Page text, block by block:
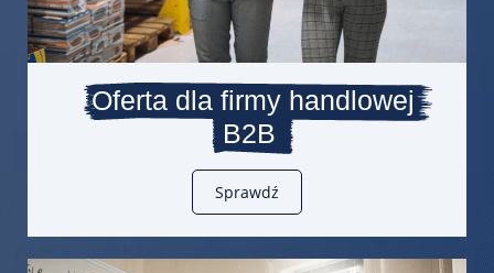
Oferta dla firmy handlowej
B2B
Sprawdź